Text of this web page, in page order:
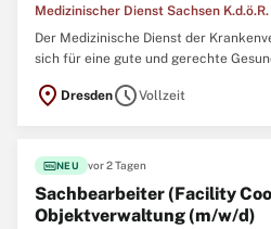
Medizinischer Dienst Sachsen K.d.ö.R.
Der Medizinische Dienst der
sich für eine gute und gerechte
übernehmen sie gerne. Für unsere
location_on DresdenscheduleVollzeit
fiber_newNEU vor 2 Tagen
Sachbearbeiter (Facility
Objektverwaltung (m/w/d)